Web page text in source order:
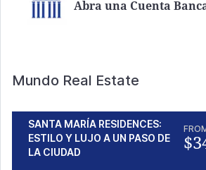
Abra una Cuenta
Mundo Real Estate
SANTA MARÍA RESIDENCES:
ESTILO Y LUJO A UN PASO DE
LA CIUDAD